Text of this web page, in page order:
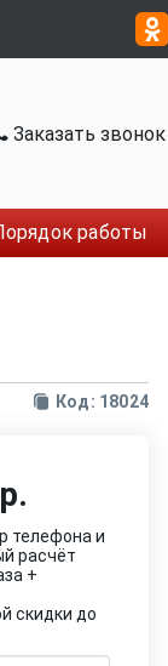
Заказать звонок
работы
Код: 18024
телефона и
расчёт
+
скидки до